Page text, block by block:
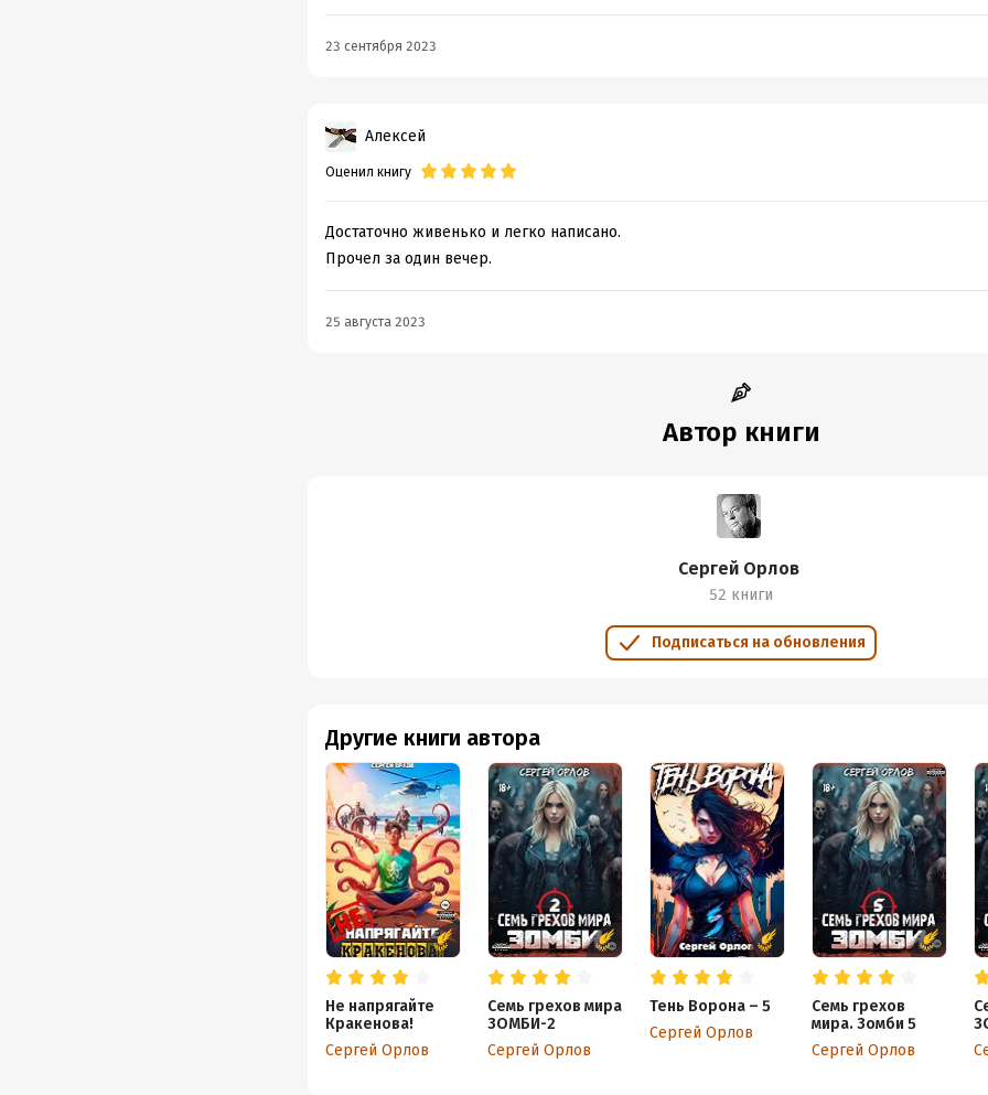
23 сентября 2023
Алексей
Оценил книгу
Достаточно живенько и легко написано.
Прочел за один вечер.
25 августа 2023
Автор книги
Сергей Орлов
52 книги
Подписаться на обновления
Другие книги автора
Не напрягайте
Кракенова!
Сергей Орлов
Семь грехов мира
ЗОМБИ-2
Сергей Орлов
Тень Ворона – 5
Сергей Орлов
Семь грехов
мира. Зомби 5
Сергей Орлов